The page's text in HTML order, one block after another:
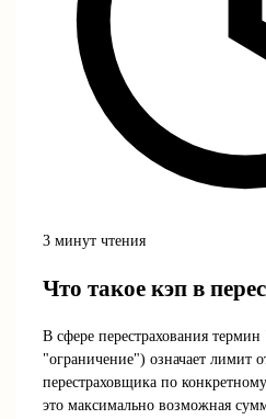
3 минут чтения
Что такое кэп в
В сфере перестрахования
"ограничение") означает лимит
перестраховщика по
это максимально возможная